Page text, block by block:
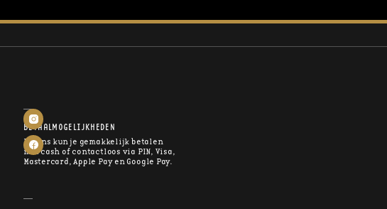
BETAALMOGELIJKHEDEN
Bij ons kun je gemakkelijk betalen
met cash of contactloos via PIN, Visa,
Mastercard, Apple Pay en Google Pay.